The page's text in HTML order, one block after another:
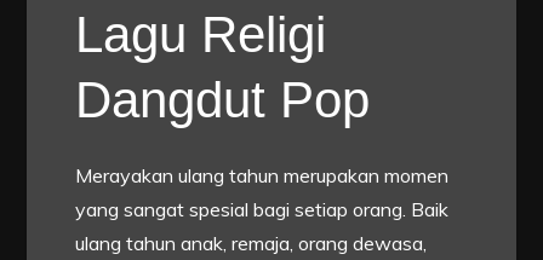
Lagu Religi
Dangdut Pop
Merayakan ulang tahun merupakan momen
yang sangat spesial bagi setiap orang. Baik
ulang tahun anak, remaja, orang dewasa,